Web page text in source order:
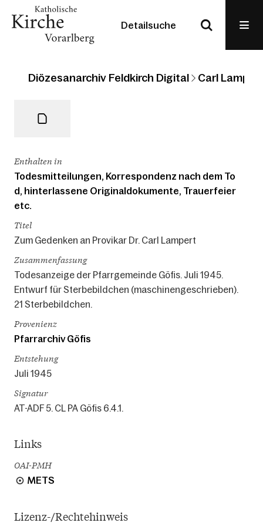
Detailsuche
Diözesanarchiv Feldkirch Digital Carl
Enthalten in
Todesmitteilungen, Korrespondenz nach dem To
d, hinterlassene Originaldokumente, Trauerfeier
etc.
Titel
Zum Gedenken an Provikar Dr. Carl Lampert
Zusammenfassung
Todesanzeige der Pfarrgemeinde Göfis. Juli 1945.
Entwurf für Sterbebildchen (maschinengeschrieben).
21 Sterbebildchen.
Provenienz
Pfarrarchiv Göfis
Entstehung
Juli 1945
Signatur
AT-ADF 5. CL PA Göfis 6.4.1.
Links
OAI-PMH
METS
Lizenz-/Rechtehinweis